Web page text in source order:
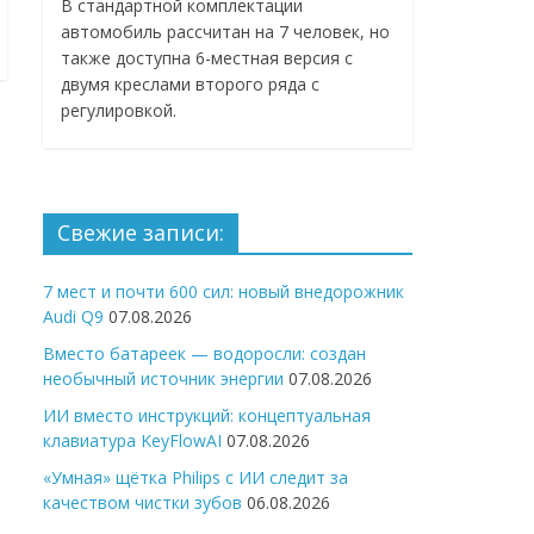
В стандартной комплектации
автомобиль рассчитан на 7 человек, но
также доступна 6-местная версия с
двумя креслами второго ряда с
регулировкой.
Свежие записи:
7 мест и почти 600 сил: новый внедорожник
Audi Q9 07.08.2026
Вместо батареек — водоросли: создан
необычный источник энергии 07.08.2026
ИИ вместо инструкций: концептуальная
клавиатура KeyFlowAI 07.08.2026
«Умная» щётка Philips с ИИ следит за
качеством чистки зубов 06.08.2026